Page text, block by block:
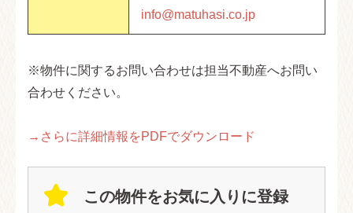
info@matuhasi.co.jp
※物件に関するお問い合わせは担当不動産へお問い
合わせください。
→さらに詳細情報をPDFでダウンロード
この物件をお気に入りに登録